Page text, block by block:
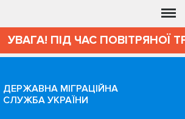
УВАГА! ПІД ЧАС ПОВІТРЯНОЇ
ДЕРЖАВНА МІГРАЦІЙНА
СЛУЖБА УКРАЇНИ